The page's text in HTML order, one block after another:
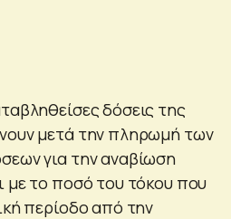
δόσεις της
μετά την πληρωμή των
για την αναβίωση
με το ποσό του τόκου που
περίοδο από την